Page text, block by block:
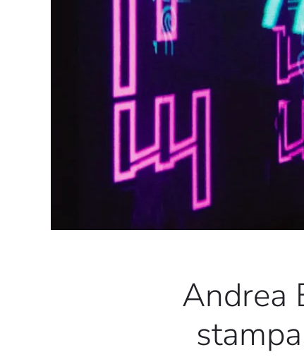
Andrea